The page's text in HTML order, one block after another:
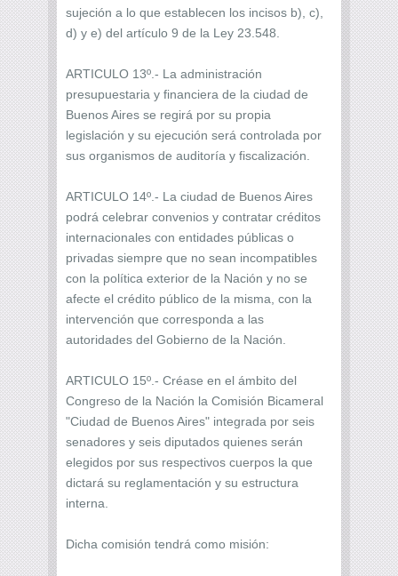
sujeción a lo que establecen los incisos b), c),
d) y e) del artículo 9 de la Ley 23.548.
ARTICULO 13º.- La administración
presupuestaria y financiera de la ciudad de
Buenos Aires se regirá por su propia
legislación y su ejecución será controlada por
sus organismos de auditoría y fiscalización.
ARTICULO 14º.- La ciudad de Buenos Aires
podrá celebrar convenios y contratar créditos
internacionales con entidades públicas o
privadas siempre que no sean incompatibles
con la política exterior de la Nación y no se
afecte el crédito público de la misma, con la
intervención que corresponda a las
autoridades del Gobierno de la Nación.
ARTICULO 15º.- Créase en el ámbito del
Congreso de la Nación la Comisión Bicameral
"Ciudad de Buenos Aires" integrada por seis
senadores y seis diputados quienes serán
elegidos por sus respectivos cuerpos la que
dictará su reglamentación y su estructura
interna.
Dicha comisión tendrá como misión: